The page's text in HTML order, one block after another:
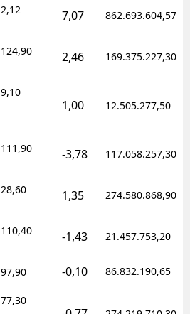
Yalova
Karabük
Osmaniye
2,12 7,07 862.693.604,57
124,90 2,46 169.375.227,30
9,10
1,00 12.505.277,50
111,90 -3,78 117.058.257,30
28,60 1,35 274.580.868,90
110,40 -1,43 21.457.753,20
97,90 -0,10 86.832.190,65
77,30